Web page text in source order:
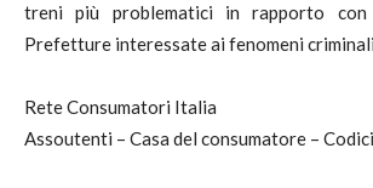
treni più problematici in rapporto
Prefetture interessate ai fenomeni
Rete Consumatori Italia
Assoutenti – Casa del consumatore – Codici